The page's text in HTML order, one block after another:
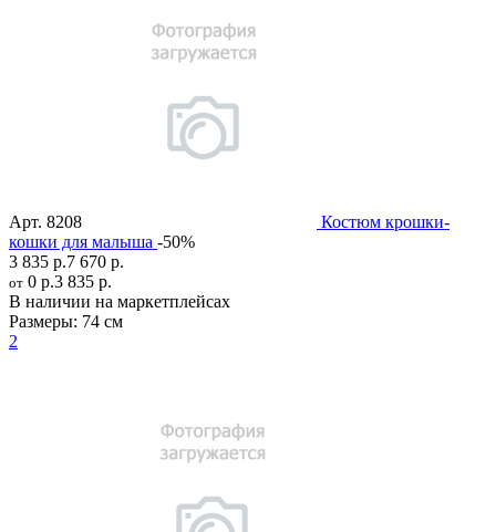
Арт. 8208
Костюм крошки-
кошки для малыша -50%
3 835 р.7 670 р.
от 0 р.3 835 р.
В наличии на маркетплейсах
Размеры: 74 см
2